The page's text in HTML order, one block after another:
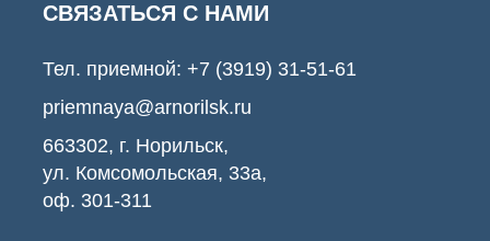
СВЯЗАТЬСЯ С НАМИ
Тел. приемной: +7 (3919) 31-51-61
priemnaya@arnorilsk.ru
663302, г. Норильск,
ул. Комсомольская, 33а,
оф. 301-311